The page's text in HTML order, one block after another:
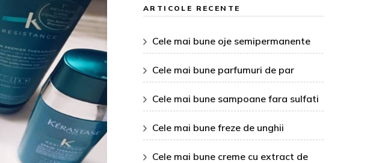
ARTICOLE RECENTE
Cele mai bune oje semipermanente
Cele mai bune parfumuri de par
Cele mai bune sampoane fara sulfati
Cele mai bune freze de unghii
Cele mai bune creme cu extract de